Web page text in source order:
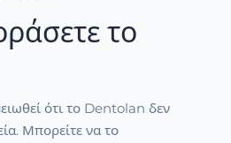
το
ότι το Dentolan δεν
Μπορείτε να το